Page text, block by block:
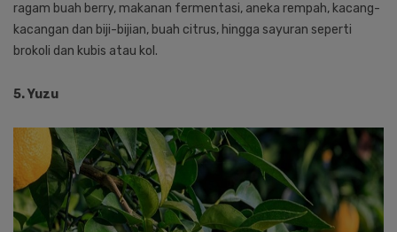
ragam buah berry, makanan fermentasi, aneka rempah, kacang-
kacangan dan biji-bijian, buah citrus, hingga sayuran seperti
brokoli dan kubis atau kol.
5. Yuzu